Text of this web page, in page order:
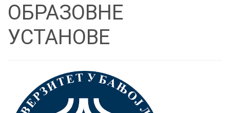
ОБРАЗОВНЕ
УСТАНОВЕ